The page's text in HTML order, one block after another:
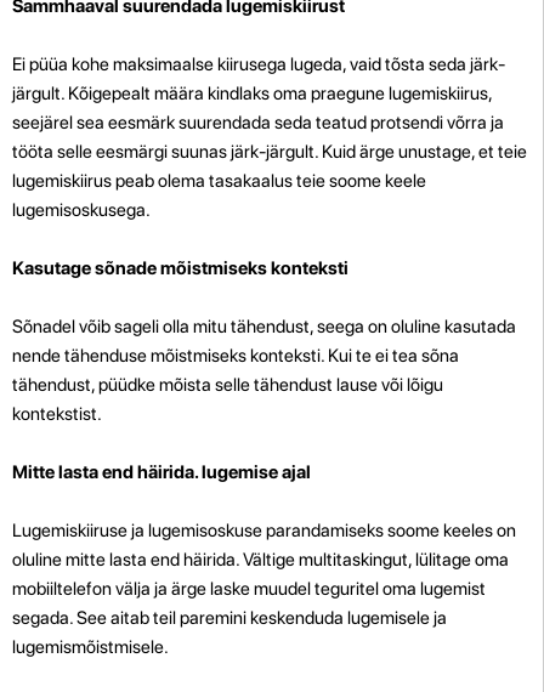
Sammhaaval suurendada lugemiskiirust
Ei püüa kohe maksimaalse kiirusega lugeda, vaid tõsta seda järk-
järgult. Kõigepealt määra kindlaks oma praegune lugemiskiirus,
seejärel sea eesmärk suurendada seda teatud protsendi võrra ja
tööta selle eesmärgi suunas järk-järgult. Kuid ärge unustage, et teie
lugemiskiirus peab olema tasakaalus teie soome keele
lugemisoskusega.
Kasutage sõnade mõistmiseks konteksti
Sõnadel võib sageli olla mitu tähendust, seega on oluline kasutada
nende tähenduse mõistmiseks konteksti. Kui te ei tea sõna
tähendust, püüdke mõista selle tähendust lause või lõigu
kontekstist.
Mitte lasta end häirida. lugemise ajal
Lugemiskiiruse ja lugemisoskuse parandamiseks soome keeles on
oluline mitte lasta end häirida. Vältige multitaskingut, lülitage oma
mobiiltelefon välja ja ärge laske muudel teguritel oma lugemist
segada. See aitab teil paremini keskenduda lugemisele ja
lugemismõistmisele.